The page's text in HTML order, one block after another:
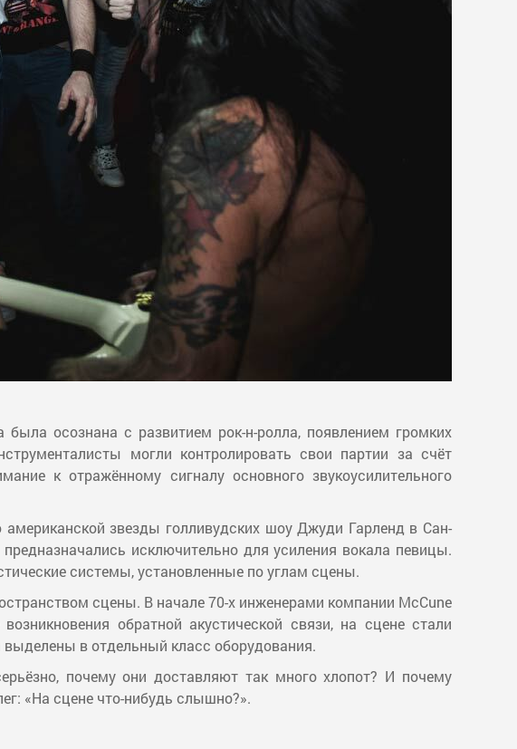
осознана с развитием рок-н-ролла, появлением громких
могли контролировать свои партии за счёт
к отражённому сигналу основного звукоусилительного
звезды голливудских шоу Джуди Гарленд в Сан-
исключительно для усиления вокала певицы.
системы, установленные по углам сцены.
сцены. В начале 70-х инженерами компании McCune
обратной акустической связи, на сцене стали
в отдельный класс оборудования.
почему они доставляют так много хлопот? И почему
«На сцене что-нибудь слышно?».